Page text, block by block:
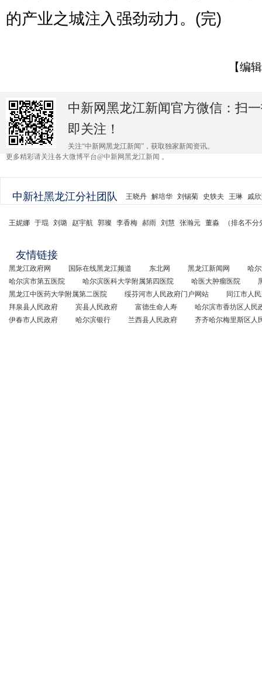
的产业之城注入强劲动力。(完)
【编
中新网黑龙江新闻官方微信：扫
即关注！
关注“中新网黑龙江新闻”，获取独家新闻资讯。
更多精彩请关注各大微博平台@中新网黑龙江新闻 。
中新社黑龙江分社团队 王晓丹 解培华 刘锡菊 史轶夫 王琳 戚
王妮娜 于琨 刘璐 赵宇航 郭璨 李香梅 郝雨 刘慧 张瀚元 董淼 （排名不
友情链接
黑龙江政府网 国际在线黑龙江频道 东北网 黑龙江新闻网
哈
哈尔滨市第五医院
哈尔滨医科大学附属第四医院 哈医大肿瘤医院
黑龙江中医药大学附属第二医院
绥芬河市人民政府门户网站
同江市人
拜泉县人民政府
宾县人民政府 富德生命人寿
哈尔滨市香坊区人民
伊春市人民政府
哈尔滨银行 兰西县人民政府 齐齐哈尔梅里斯区人